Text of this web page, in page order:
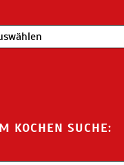
KOCHEN SUCHE: